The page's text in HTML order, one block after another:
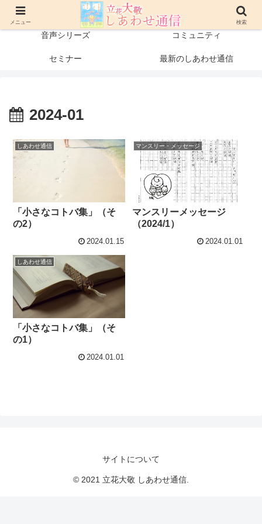
プロフィール
音声シリーズ コミュニティ
セミナー 最新のしあわせ通信
2024-01
しあわせ通信
「小さなコトバ集」（そ
の2）
2024.01.15
マンスリー・メッセージ
マンスリーメッセージ
（2024/1）
2024.01.01
しあわせ通信
「小さなコトバ集」（そ
の1）
2024.01.01
サイトについて
© 2021 立花大敬 しあわせ通信.
メニュー 検索